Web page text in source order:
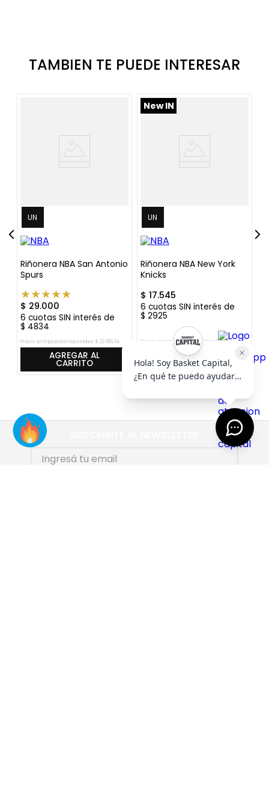
TAMBIEN TE PUEDE INTERESAR
UN
Riñonera NBA San Antonio
Spurs
★★★★★
$ 29.000
6 cuotas SIN interés de
$ 4834
Precio sin impuestos nacionales: $ 23.966,94
AGREGAR AL
CARRITO
New IN
UN
Riñonera NBA New York
Knicks
$ 17.545
6 cuotas SIN interés de
$ 2925
Precio sin impuestos nacionales: $14.500
AGREGAR AL
CARRITO